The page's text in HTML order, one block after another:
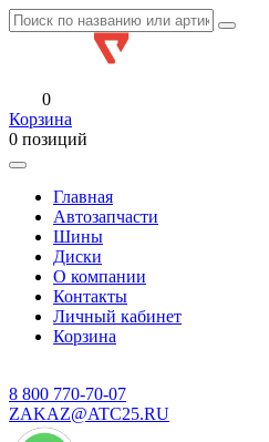
0
Корзина
0 позиций
Главная
Автозапчасти
Шины
Диски
О компании
Контакты
Личный кабинет
Корзина
8 800 770-70-07
ZAKAZ@ATC25.RU